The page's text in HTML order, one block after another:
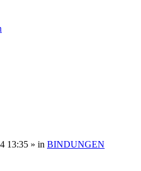
13:35 » in BINDUNGEN